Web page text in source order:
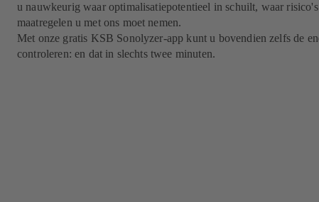
u nauwkeurig waar optimalisatiepotentieel in schuilt, waar
maatregelen u met ons moet nemen.
Met onze gratis KSB Sonolyzer-app kunt u bovendien zelfs de
controleren: en dat in slechts twee minuten.